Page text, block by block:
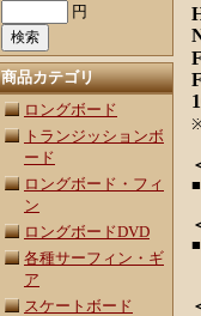
円
商品カテゴリ
ロングボード
トランジッションボ
ード
ロングボード・フィ
ン
ロングボードDVD
各種サーフィン・ギ
ア
スケートボード